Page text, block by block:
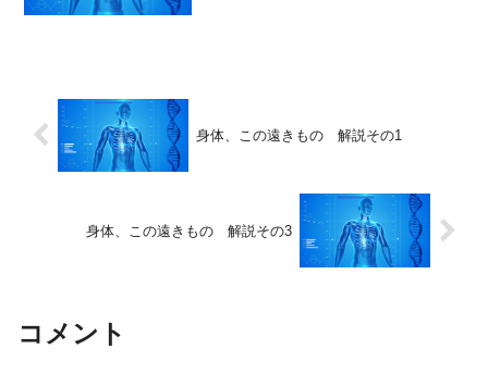
身体、この遠きもの 解説その1
身体、この遠きもの 解説その3
コメント